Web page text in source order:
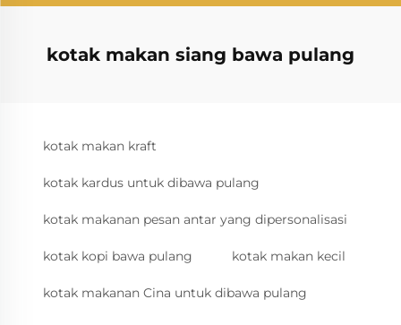
kotak makan siang bawa pulang
kotak makan kraft
kotak kardus untuk dibawa pulang
kotak makanan pesan antar yang dipersonalisasi
kotak kopi bawa pulang kotak makan kecil
kotak makanan Cina untuk dibawa pulang